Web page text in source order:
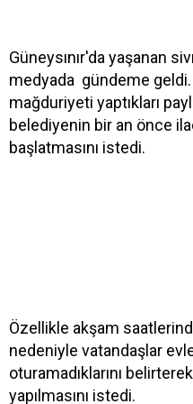
Güneysınır'da yaşanan
medyada gündeme geldi.
mağduriyeti yaptıkları
belediyenin bir an önce
başlatmasını istedi.
Özellikle akşam
nedeniyle vatandaşlar
oturamadıklarını
yapılmasını istedi.